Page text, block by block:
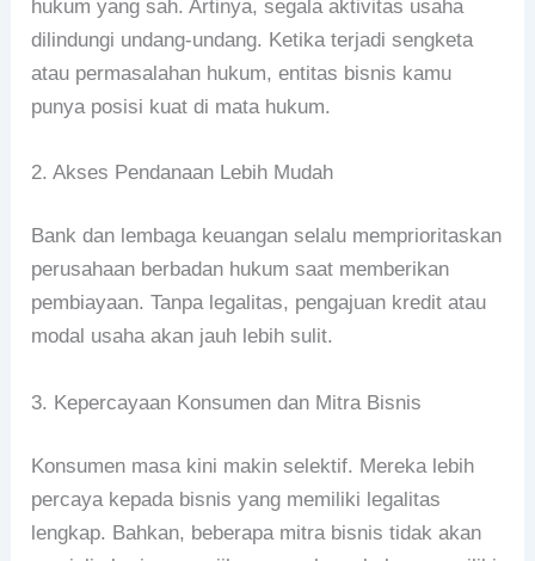
hukum yang sah. Artinya, segala aktivitas usaha
dilindungi undang-undang. Ketika terjadi sengketa
atau permasalahan hukum, entitas bisnis kamu
punya posisi kuat di mata hukum.
2. Akses Pendanaan Lebih Mudah
Bank dan lembaga keuangan selalu memprioritaskan
perusahaan berbadan hukum saat memberikan
pembiayaan. Tanpa legalitas, pengajuan kredit atau
modal usaha akan jauh lebih sulit.
3. Kepercayaan Konsumen dan Mitra Bisnis
Konsumen masa kini makin selektif. Mereka lebih
percaya kepada bisnis yang memiliki legalitas
lengkap. Bahkan, beberapa mitra bisnis tidak akan